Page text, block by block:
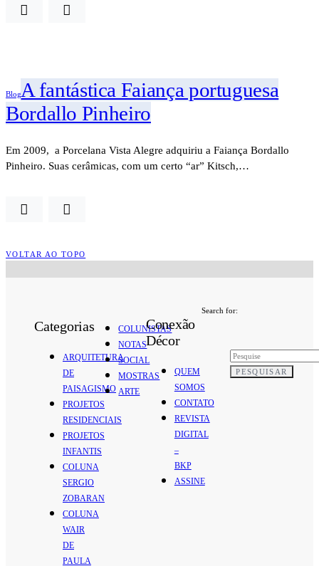
BlogA fantástica Faiança portuguesa
Bordallo Pinheiro
Em 2009, a Porcelana Vista Alegre adquiriu a Faiança Bordallo
Pinheiro. Suas cerâmicas, com um certo “ar” Kitsch,…
VOLTAR AO TOPO
Categorias
ARQUITETURA
DE
PAISAGISMO
PROJETOS
RESIDENCIAIS
PROJETOS
INFANTIS
COLUNA
SERGIO
ZOBARAN
COLUNA
WAIR
DE
PAULA
COLUNISTAS
NOTAS
SOCIAL
MOSTRAS
ARTE
Conexão
Décor
QUEM
SOMOS
CONTATO
REVISTA
DIGITAL
–
BKP
ASSINE
Search for:
PESQUISAR